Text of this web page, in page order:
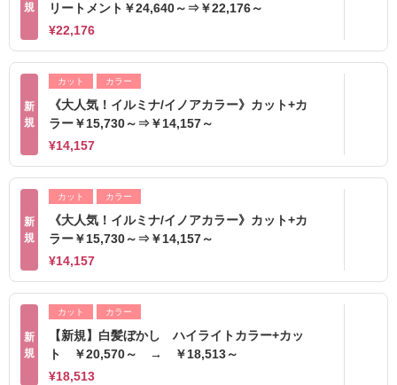
規
リートメント￥24,640～⇒￥22,176～
¥22,176
新
規
カット カラー
《大人気！イルミナ/イノアカラー》カット+カ
ラー￥15,730～⇒￥14,157～
¥14,157
新
規
カット カラー
《大人気！イルミナ/イノアカラー》カット+カ
ラー￥15,730～⇒￥14,157～
¥14,157
新
規
カット カラー
【新規】白髪ぼかし ハイライトカラー+カッ
ト ￥20,570～ → ￥18,513～
¥18,513